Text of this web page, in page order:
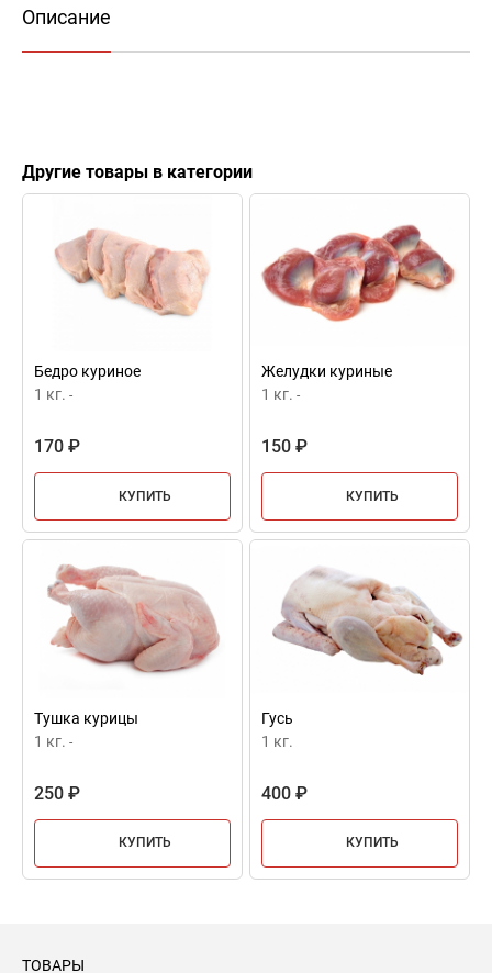
Описание
Другие товары в категории
Бедро куриное
1 кг. -
170 ₽
КУПИТЬ
Желудки куриные
1 кг. -
150 ₽
КУПИТЬ
Тушка курицы
1 кг. -
250 ₽
КУПИТЬ
Гусь
1 кг.
400 ₽
КУПИТЬ
ТОВАРЫ